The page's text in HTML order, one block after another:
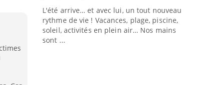
L'été arrive… et avec lui, un tout nouveau
rythme de vie ! Vacances, plage, piscine,
soleil, activités en plein air… Nos mains
sont ...